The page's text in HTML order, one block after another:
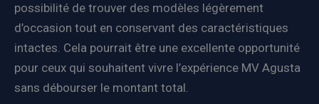
possibilité de trouver des modèles légèrement
d’occasion tout en conservant des caractéristiques
intactes. Cela pourrait être une excellente opportunité
pour ceux qui souhaitent vivre l’expérience MV Agusta
sans débourser le montant total.